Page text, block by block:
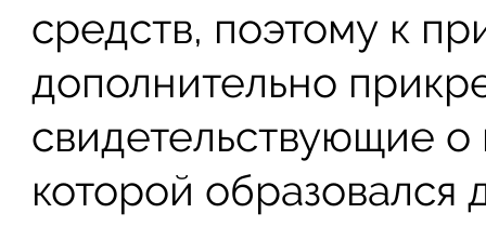
средств, поэтому к
дополнительно
свидетельствующие
которой образовался